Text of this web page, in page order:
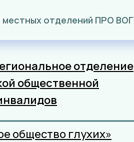
местных отделений ПРО ВОГ
отделение
общественной
общество глухих»